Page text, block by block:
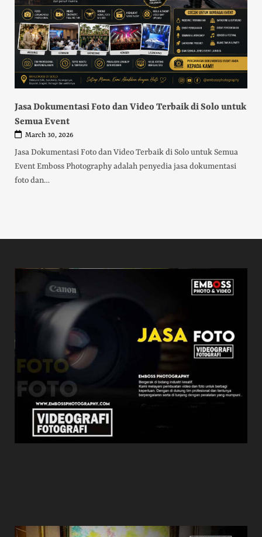
Jasa Dokumentasi Foto dan Video Terbaik di Solo untuk
Semua Event
March 30, 2026
Jasa Dokumentasi Foto dan Video Terbaik di Solo untuk Semua
Event Emboss Photography adalah penyedia jasa dokumentasi
foto dan…